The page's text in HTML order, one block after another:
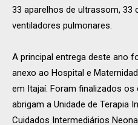
33 aparelhos de ultrassom,
ventiladores pulmonares.
A principal entrega deste ano
anexo ao Hospital e
em Itajaí. Foram finalizados
abrigam a Unidade de Terapia
Cuidados Intermediários